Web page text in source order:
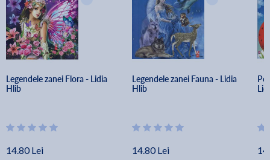
Legendele zanei Flora - Lidia
Hlib
14.80 Lei
Legendele zanei Fauna - Lidia
Hlib
14.80 Lei